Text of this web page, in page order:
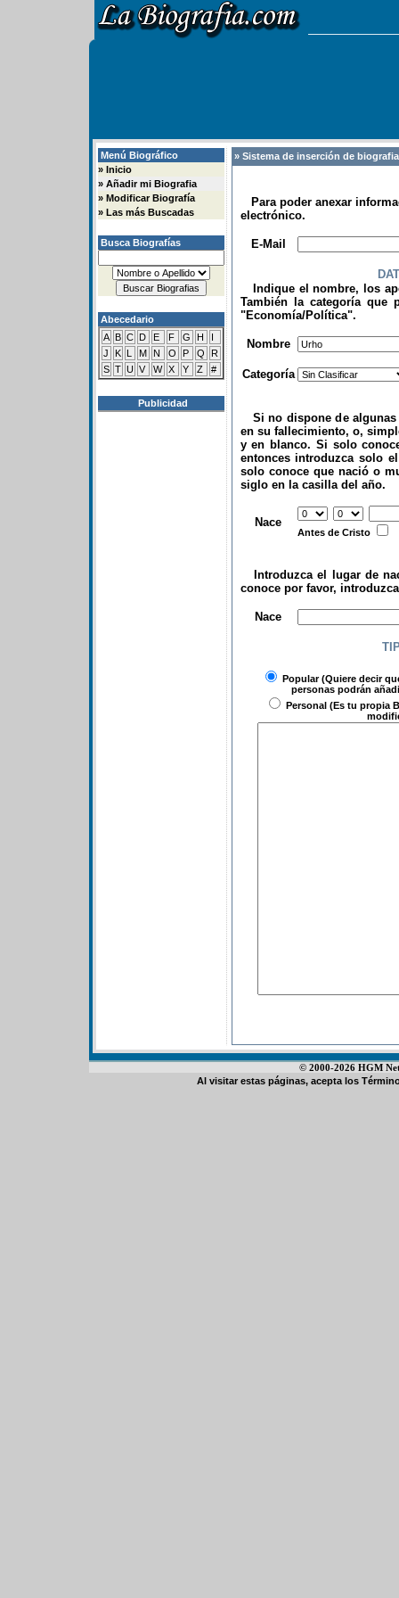
Menú Biográfico
» Inicio
» Añadir mi Biografia
» Modificar Biografía
» Las más Buscadas
Busca Biografías
Abecedario
A B C D E F G H
I
J
K L M N O P Q
R
S T U V W X Y Z #
Publicidad
» Sistema de inserción de
Para poder anexar
electrónico.
E-Mail
Indique el nombre, los
También la categoría que
"Economía/Política".
Nombre
Categoría
Si no dispone de algunas
en su fallecimiento, o,
y en blanco. Si solo
entonces introduzca solo
solo conoce que nació o
siglo en la casilla del año.
Nace
Antes de Cristo
Introduzca el lugar de
conoce por favor,
Nace
Popular(Quiere decir
personas podrán
Personal (Es tu propia
© 2000-2026 HGM
Al visitar estas páginas, acepta los